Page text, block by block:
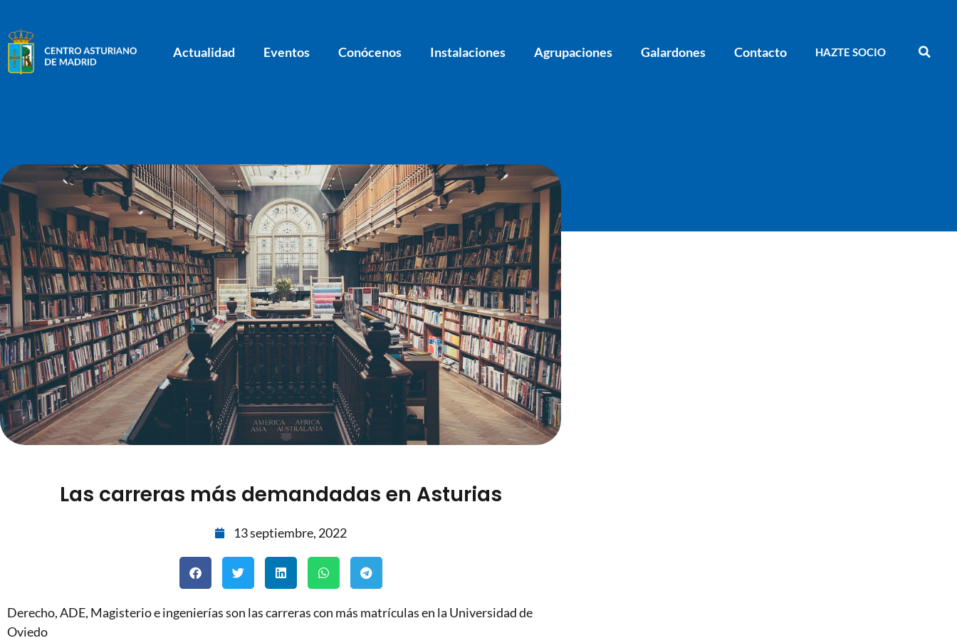
Actualidad Eventos Conócenos Instalaciones Agrupaciones Galardones Contacto HAZTE SOCIO
Las carreras más demandadas en Asturias
13 septiembre, 2022
Derecho, ADE, Magisterio e ingenierías son las carreras con más matrículas en la Universidad de
Oviedo